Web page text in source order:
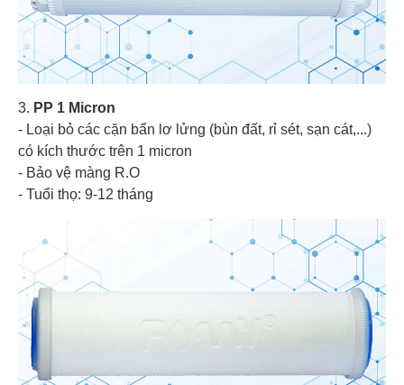
3. PP 1 Micron
- Loại bỏ các cặn bẩn lơ lửng (bùn đất, rỉ sét, sạn cát,...)
có kích thước trên 1 micron
- Bảo vệ màng R.O
- Tuổi thọ: 9-12 tháng